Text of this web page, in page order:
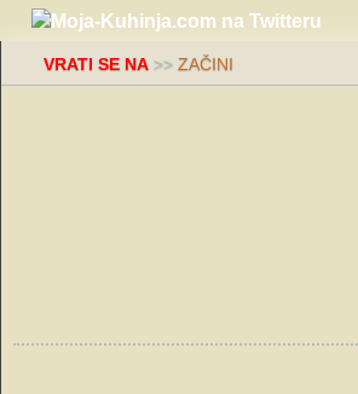
VRATI SE NA >> ZAČINI